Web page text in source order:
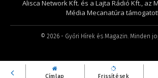
Címlap Frissítések
Alisca Network Kft. és a Lajta Rádió Kft., az
Média Mecanatúra
© 2026 - Győri Hírek és Magazin. Minden